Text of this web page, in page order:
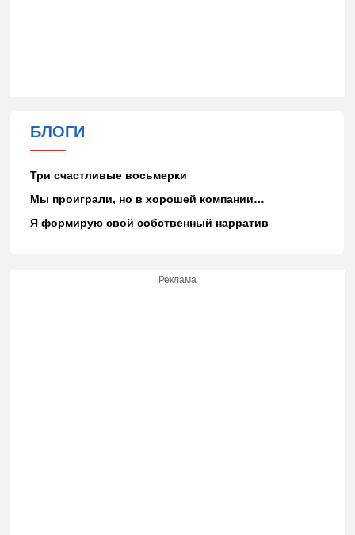
БЛОГИ
Три счастливые восьмерки
Мы проиграли, но в хорошей компании…
Я формирую свой собственный нарратив
Реклама